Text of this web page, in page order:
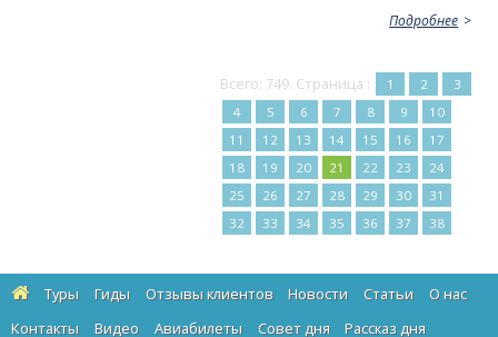
Подробнее
Всего: 749. Страница : 1 2
3
4
5 6 7 8 9
10
11
12 13 14 15 16
17
18
19 20 21 22 23
24
25
26 27 28 29 30
31
32
33 34 35 36 37 38
Туры Гиды Отзывы клиентов Новости Статьи
О нас
Контакты
Видео Авиабилеты Cовет дня Рассказ дня